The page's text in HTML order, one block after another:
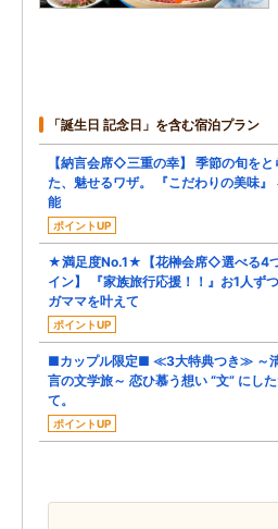
「誕生日 記念日」を含む宿泊プラン
【納言会席◇三重の幸】 季節の旬をと
た、魅せるワザ。 『こだわりの美味』
能
ポイントUP
★満足度No.1★【花榊会席◇選べる4
イン】 『家族旅行応援！！』お1人ず
ガママを叶えて
ポイントUP
■カップル限定■ ≪3大特典つき≫ ～
言の文学旅～ 恋ひ慕う想い “文” にし
て。
ポイントUP